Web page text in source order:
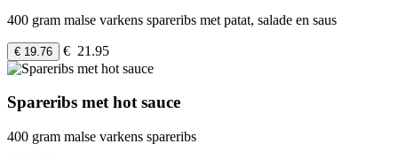
400 gram malse varkens spareribs met patat, salade en saus
€ 19.76 € 21.95
Spareribs met hot sauce
400 gram malse varkens spareribs